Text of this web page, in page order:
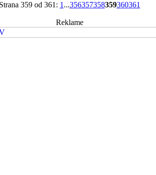
Strana 359 od 361: 1 ...356357358359360361
Reklame